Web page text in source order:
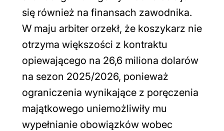
się również na finansach zawodnika.
W maju arbiter orzekł, że koszykarz nie
otrzyma większości z kontraktu
opiewającego na 26,6 miliona dolarów
na sezon 2025/2026, ponieważ
ograniczenia wynikające z poręczenia
majątkowego uniemożliwiły mu
wypełnianie obowiązków wobec